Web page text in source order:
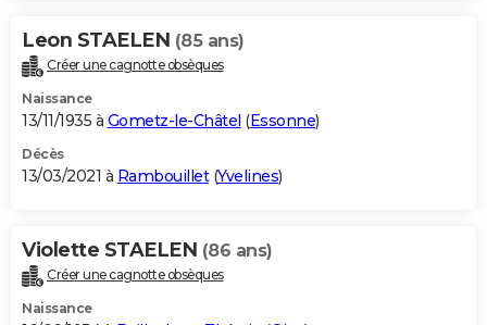
Leon STAELEN (85 ans)
Créer une cagnotte obsèques
Naissance
13/11/1935 à Gometz-le-Châtel (Essonne)
Décès
13/03/2021 à Rambouillet(Yvelines)
Violette STAELEN (86 ans)
Créer une cagnotte obsèques
Naissance